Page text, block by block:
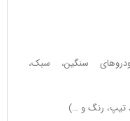
سنگین، سبک،
تیپ، رنگ و …)